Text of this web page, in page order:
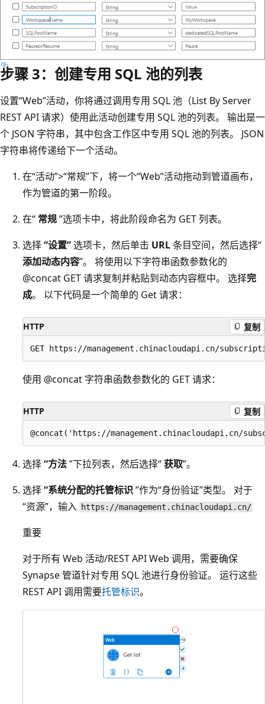
步骤 3：创建专用 SQL 池的列表
设置“Web”活动，你将通过调用专用 SQL 池（List By Server
REST API 请求）使用此活动创建专用 SQL 池的列表。 输出是一
个 JSON 字符串，其中包含工作区中专用 SQL 池的列表。 JSON
字符串将传递给下一个活动。
在“活动”>“常规”下，将一个“Web”活动拖动到管道画布，
作为管道的第一阶段。
在“ 常规”选项卡中，将此阶段命名为 GET 列表。
选择“设置”选项卡，然后单击 URL条目空间，然后选择“
添加动态内容”。 将使用以下字符串函数参数化的
@concat GET 请求复制并粘贴到动态内容框中。 选择完
成。 以下代码是一个简单的 Get 请求：
HTTP 复制
使用 @concat 字符串函数参数化的 GET 请求：
HTTP 复制
选择“方法”下拉列表，然后选择“获取”。
选择“系统分配的托管标识”作为“身份验证”类型。 对于
“资源”，输入 https://management.chinacloudapi.cn/
重要
对于所有 Web 活动/REST API Web 调用，需要确保
Synapse 管道针对专用 SQL 池进行身份验证。 运行这些
REST API 调用需要托管标识。